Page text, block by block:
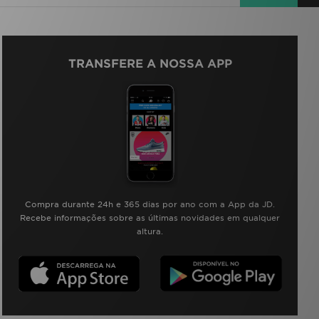
TRANSFERE A NOSSA APP
Compra durante 24h e 365 dias por ano com a App da JD.
Recebe informações sobre as últimas novidades em qualquer
altura.